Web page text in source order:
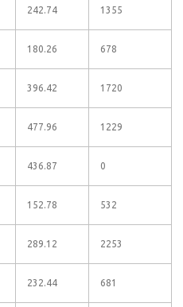
242.74 1355
180.26 678
396.42 1720
477.96 1229
436.87 0
152.78 532
289.12 2253
232.44 681